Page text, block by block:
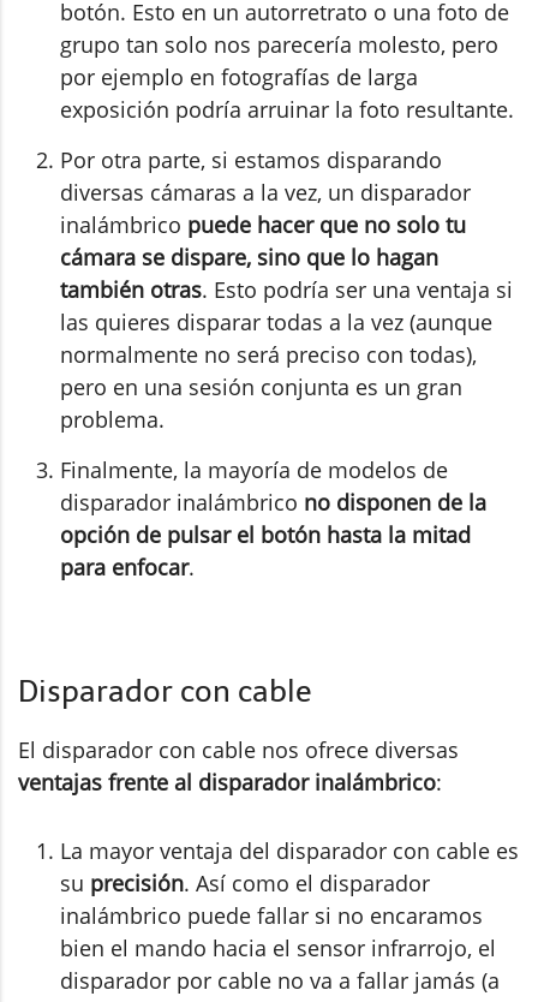
botón. Esto en un autorretrato o una foto de
grupo tan solo nos parecería molesto, pero
por ejemplo en fotografías de larga
exposición podría arruinar la foto resultante.
Por otra parte, si estamos disparando
diversas cámaras a la vez, un disparador
inalámbrico puede hacer que no solo tu
cámara se dispare, sino que lo hagan
también otras. Esto podría ser una ventaja si
las quieres disparar todas a la vez (aunque
normalmente no será preciso con todas),
pero en una sesión conjunta es un gran
problema.
Finalmente, la mayoría de modelos de
disparador inalámbrico no disponen de la
opción de pulsar el botón hasta la mitad
para enfocar.
Disparador con cable
El disparador con cable nos ofrece diversas
ventajas frente al disparador inalámbrico:
La mayor ventaja del disparador con cable es
su precisión. Así como el disparador
inalámbrico puede fallar si no encaramos
bien el mando hacia el sensor infrarrojo, el
disparador por cable no va a fallar jamás (a